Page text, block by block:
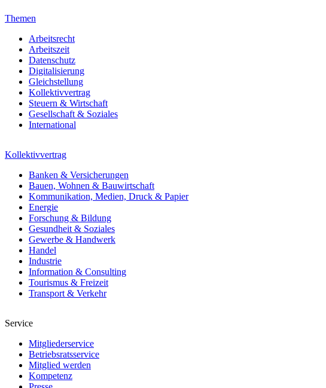
Themen
Arbeitsrecht
Arbeitszeit
Datenschutz
Digitalisierung
Gleichstellung
Kollektivvertrag
Steuern & Wirtschaft
Gesellschaft & Soziales
International
Kollektivvertrag
Banken & Versicherungen
Bauen, Wohnen & Bauwirtschaft
Kommunikation, Medien, Druck & Papier
Energie
Forschung & Bildung
Gesundheit & Soziales
Gewerbe & Handwerk
Handel
Industrie
Information & Consulting
Tourismus & Freizeit
Transport & Verkehr
Service
Mitgliederservice
Betriebsratsservice
Mitglied werden
Kompetenz